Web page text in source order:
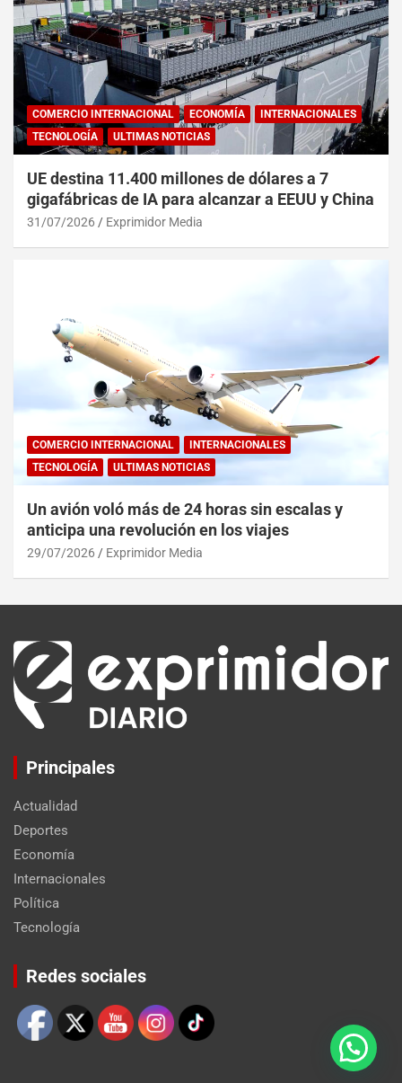
COMERCIO INTERNACIONAL ECONOMÍA
INTERNACIONALES
TECNOLOGÍA
ULTIMAS NOTICIAS
UE destina 11.400 millones de dólares a 7
gigafábricas de IA para alcanzar a EEUU y China
31/07/2026 Exprimidor Media
COMERCIO INTERNACIONAL
INTERNACIONALES
TECNOLOGÍA
ULTIMAS NOTICIAS
Un avión voló más de 24 horas sin escalas y
anticipa una revolución en los viajes
29/07/2026 Exprimidor Media
Principales
Actualidad
Deportes
Economía
Internacionales
Política
Tecnología
Redes sociales